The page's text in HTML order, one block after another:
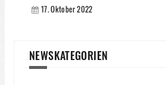
17. Oktober 2022
NEWSKATEGORIEN